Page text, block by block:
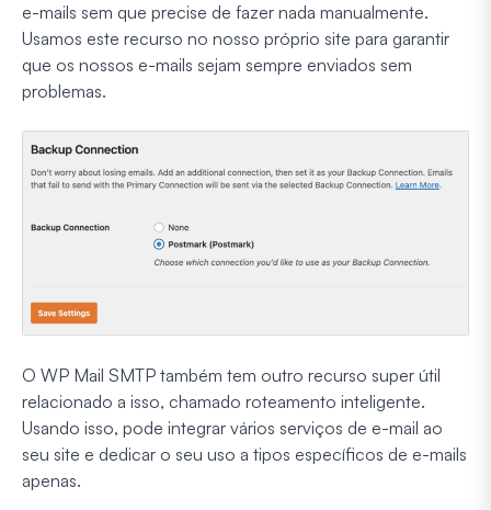
e-mails sem que precise de fazer nada manualmente.
Usamos este recurso no nosso próprio site para garantir
que os nossos e-mails sejam sempre enviados sem
problemas.
O WP Mail SMTP também tem outro recurso super útil
relacionado a isso, chamado roteamento inteligente.
Usando isso, pode integrar vários serviços de e-mail ao
seu site e dedicar o seu uso a tipos específicos de e-mails
apenas.